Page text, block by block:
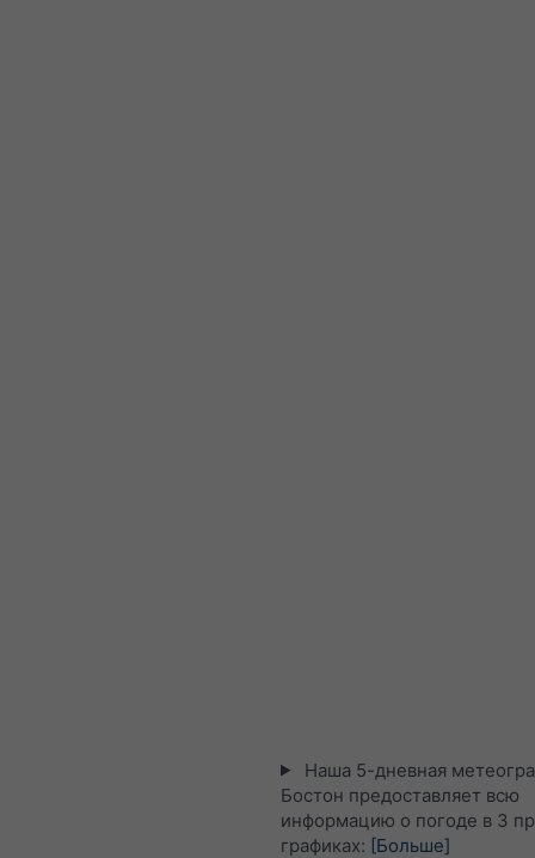
Наша 5-дневная
Бостон предоставляет всю
информацию о погоде в 3
графиках: [Больше]